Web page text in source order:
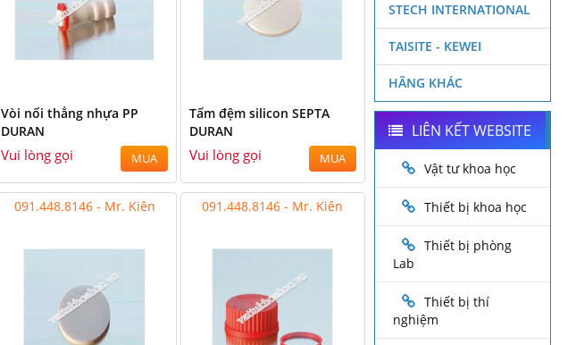
Vòi nối thẳng nhựa PP
DURAN
Vui lòng gọi MUA
Tấm đệm silicon SEPTA
DURAN
Vui lòng gọi MUA
091.448.8146 - Mr. Kiên 091.448.8146 - Mr. Kiên
STECH INTERNATIONAL
TAISITE - KEWEI
HÃNG KHÁC
LIÊN KẾT WEBSITE
Vật tư khoa học
Thiết bị khoa học
Thiết bị phòng
Lab
Thiết bị thí
nghiệm